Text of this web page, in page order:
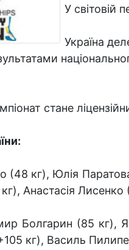
У світовій
Україна
стане
(48 кг), Юлія
Анастасія Лисенко
Болгарин (85 кг),
кг), Василь